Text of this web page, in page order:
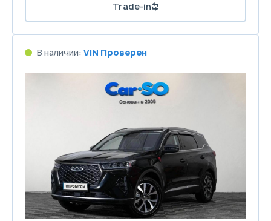
Trade-in
В наличии: VIN Проверен